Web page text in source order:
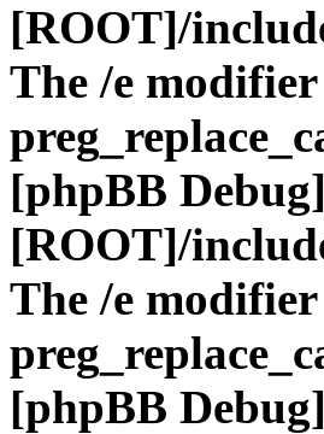
[ROOT]/
The /e
[phpBB
[ROOT]/
The /e
[phpBB